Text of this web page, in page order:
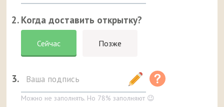
2. Когда доставить открытку?
Сейчас Позже
3.
Можно не заполнять. Но 78% заполняют 😉